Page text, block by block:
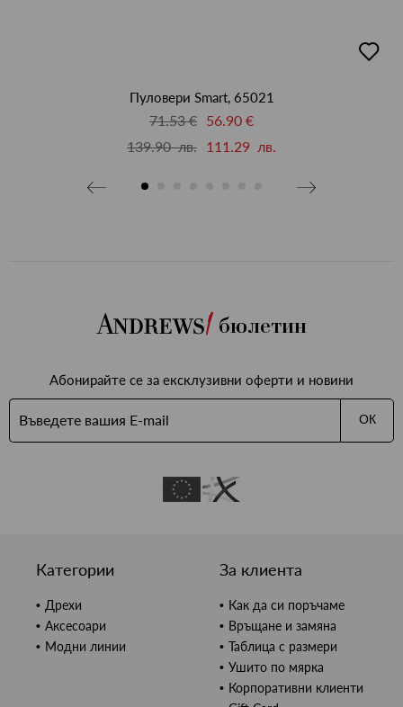
в
Пуловери Smart, 65021
71.53 € 56.90 €
139.90 лв. 111.29 лв.
бюлетин
Абонирайте се за ексклузивни оферти и новини
ОК
Категории
Дрехи
Аксесоари
Модни линии
За клиента
Как да си поръчаме
Връщане и замяна
Таблица с размери
Ушито по мярка
Корпоративни клиенти